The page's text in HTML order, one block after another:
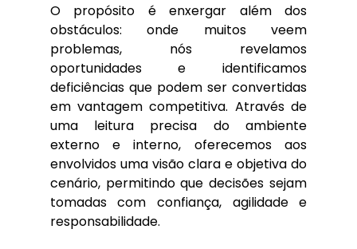
O propósito é enxergar além dos
obstáculos: onde muitos veem
problemas, nós revelamos
oportunidades e identificamos
deficiências que podem ser convertidas
em vantagem competitiva. Através de
uma leitura precisa do ambiente
externo e interno, oferecemos aos
envolvidos uma visão clara e objetiva do
cenário, permitindo que decisões sejam
tomadas com confiança, agilidade e
responsabilidade.